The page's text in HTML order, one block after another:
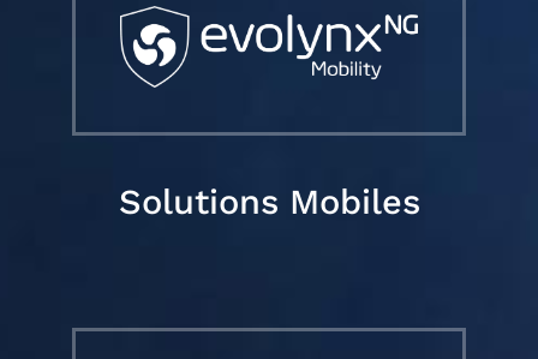
Solutions Mobiles